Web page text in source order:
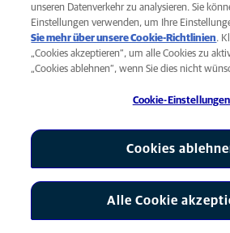
Privacy
Legal
AniCura ist eine Tochtergesellschaft
Cookie-Einstellungen
unseren Datenverkehr zu analysieren. Sie
Einstellungen verwenden, um Ihre
Sie mehr über unsere Cookie-Richtlinien.
„Cookies akzeptieren“, um alle Cookies zu
„Cookies ablehnen“, wenn Sie dies nicht
Cookie-Einstellungen
Cookies
Alle Cookie